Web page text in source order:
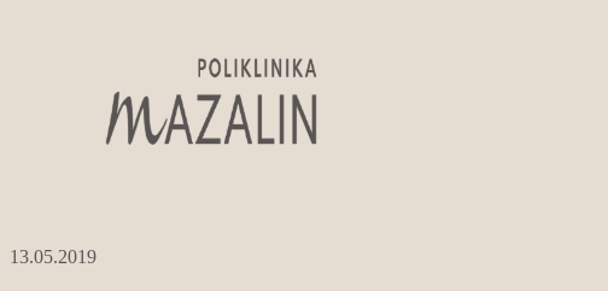
13.05.2019